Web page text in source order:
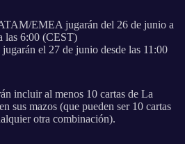
EMEA jugarán del 26 de junio a
las 6:00 (CEST)
el 27 de junio desde las 11:00
incluir al menos 10 cartas de La
sus mazos (que pueden ser 10 cartas
otra combinación).